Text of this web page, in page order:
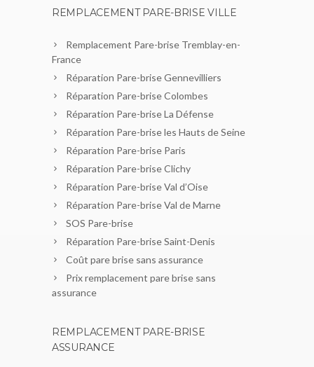
REMPLACEMENT PARE-BRISE VILLE
Remplacement Pare-brise Tremblay-en-
France
Réparation Pare-brise Gennevilliers
Réparation Pare-brise Colombes
Réparation Pare-brise La Défense
Réparation Pare-brise les Hauts de Seine
Réparation Pare-brise Paris
Réparation Pare-brise Clichy
Réparation Pare-brise Val d’Oise
Réparation Pare-brise Val de Marne
SOS Pare-brise
Réparation Pare-brise Saint-Denis
Coût pare brise sans assurance
Prix remplacement pare brise sans
assurance
REMPLACEMENT PARE-BRISE
ASSURANCE